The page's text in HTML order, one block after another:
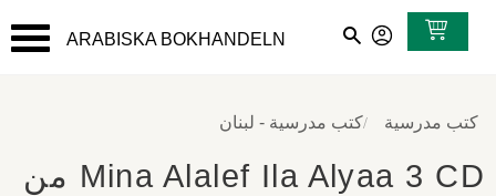
القائمة
ARABISKA BOKHANDELN
كتب مدرسية كتب مدرسية - لبنان
Mina Alalef Ila Alyaa 3 CD من